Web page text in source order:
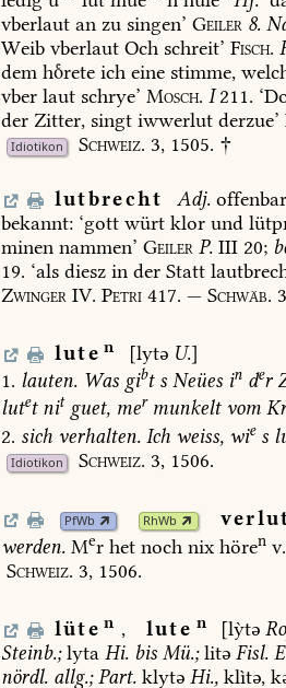
vberlaut an zu singen’ Geiler 8.
Weib vberlaut Och schreit’ Fisch.
dem hrete ich eine stimme,
vber laut schrye’ Mosch. I211.
der Zitter, singt iwwerlut derzue’
Idiotikon Schweiz. 3,1505. †
lutbrecht Adj.
bekannt: ‘gott würt klor und
minen nammen’ Geiler P. III 20;
19. ‘als diesz in der Statt
Zwinger IV. Petri 417. — Schwäb.
lute n [lytə U.]
1. lauten. Was gibts Neües in der
lutetnitguet, mermunkeltvom
2. sich verhalten. Ich weiss, wies
Idiotikon Schweiz. 3,1506.
PfWb RhWb
werden. Mer het noch nix hören v.
Schweiz. 3, 1506.
lüte n , lute n [lỳtə
Steinb.;lyta Hi. bis Mü.;litə Fisl.
nördl. allg.;Part. klytə Hi., klìtə,